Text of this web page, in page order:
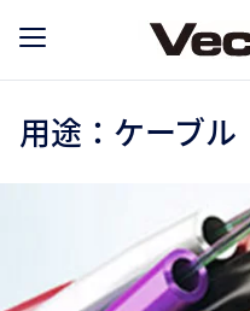
用途：ケーブル